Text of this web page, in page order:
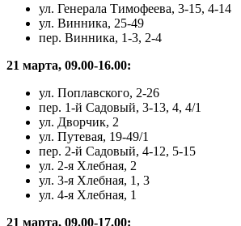
ул. Генерала Тимофеева, 3-15, 4-14
ул. Винника, 25-49
пер. Винника, 1-3, 2-4
21 марта, 09.00-16.00:
ул. Поплавского, 2-26
пер. 1-й Садовый, 3-13, 4, 4/1
ул. Дворчик, 2
ул. Путевая, 19-49/1
пер. 2-й Садовый, 4-12, 5-15
ул. 2-я Хлебная, 2
ул. 3-я Хлебная, 1, 3
ул. 4-я Хлебная, 1
21 марта, 09.00-17.00: